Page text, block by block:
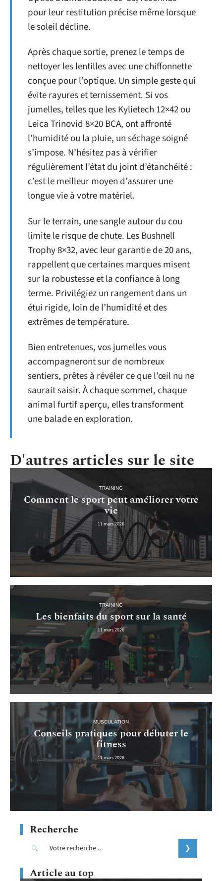
pour leur restitution précise même lorsque
le soleil décline.
Après chaque sortie, prenez le temps de
nettoyer les lentilles avec une chiffonnette
conçue pour l’optique. Un simple geste qui
évite rayures et ternissement. Si vos
jumelles, telles que les Kylietech 12×42 ou
Leica Trinovid 8×20 BCA, ont affronté
l’humidité ou la pluie, un séchage soigné
s’impose. N’hésitez pas à vérifier
régulièrement l’état du joint d’étanchéité :
c’est le meilleur moyen d’assurer une
longue vie à votre matériel.
Sur le terrain, une sangle autour du cou
limite le risque de chute. Les Bushnell
Trophy 8×32, avec leur garantie de 20 ans,
rappellent que certaines marques misent
sur la robustesse et la confiance à long
terme. Privilégiez un rangement dans un
étui rigide, loin de l’humidité et des
extrêmes de température.
Bien entretenues, vos jumelles vous
accompagneront sur de nombreux
sentiers, prêtes à révéler ce que l’œil nu ne
saurait saisir. À chaque sommet, chaque
animal furtif aperçu, elles transforment
une balade en exploration.
D'autres articles sur le site
TRAINING
Comment le sport peut améliorer votre
vie
11 mars 2026
TRAINING
Les bienfaits du sport sur la santé
11 mars 2026
MUSCULATION
Conseils pratiques pour débuter le
fitness
11 mars 2026
Recherche
Article au top